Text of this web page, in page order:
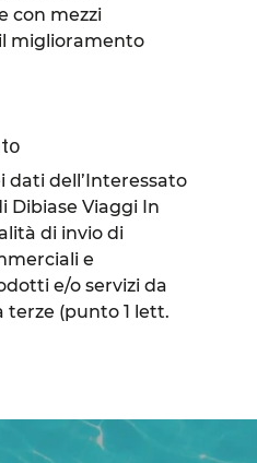
con mezzi
miglioramento
dati dell’Interessato
Dibiase Viaggi In
di invio di
e
e/o servizi da
terze (punto 1 lett.